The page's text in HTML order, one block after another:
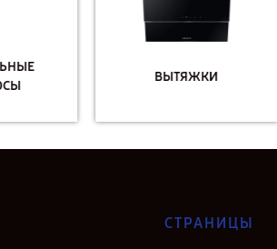
ВЫТЯЖКИ
СТРАНИЦЫ